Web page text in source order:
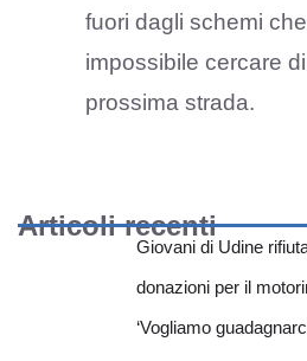
fuori dagli schemi
impossibile cercare
prossima strada.
Articoli recenti
Giovani di Udine
donazioni per il
‘Vogliamo